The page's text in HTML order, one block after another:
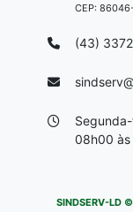
CEP:
(43)
08h00 às
SINDSERV-LD